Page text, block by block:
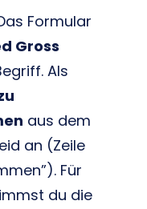
Formular
Gross
Als
aus dem
an (Zeile
Für
du die